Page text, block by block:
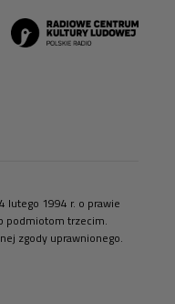
lutego 1994 r. o prawie
podmiotom trzecim.
zgody uprawnionego.